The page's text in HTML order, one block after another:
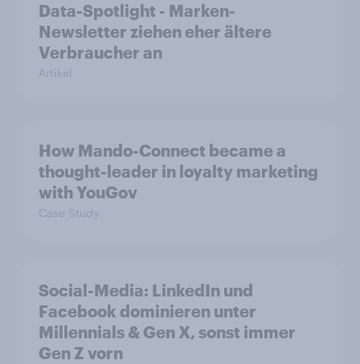
Data-Spotlight - Marken-
Newsletter ziehen eher ältere
Verbraucher an
Artikel
How Mando-Connect became a
thought-leader in loyalty marketing
with YouGov
Case Study
Social-Media: LinkedIn und
Facebook dominieren unter
Millennials & Gen X, sonst immer
Gen Z vorn